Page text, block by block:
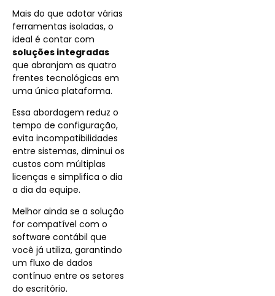
Mais do que adotar várias
ferramentas isoladas, o
ideal é contar com
soluções integradas
que abranjam as quatro
frentes tecnológicas em
uma única plataforma.
Essa abordagem reduz o
tempo de configuração,
evita incompatibilidades
entre sistemas, diminui os
custos com múltiplas
licenças e simplifica o dia
a dia da equipe.
Melhor ainda se a solução
for compatível com o
software contábil que
você já utiliza, garantindo
um fluxo de dados
contínuo entre os setores
do escritório.